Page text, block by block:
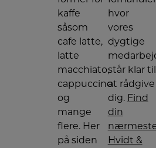
kaffe
såsom
cafe latte,
latte
macchiato,
cappuccino
og
mange
flere. Her
på siden
hvor
vores
dygtige
står klar til
at rådgive
dig. Find
din
Hvidt &